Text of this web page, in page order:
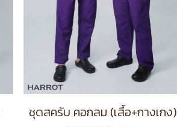
ชุดสครับ คอกลม (เสื้อ+กางเกง)